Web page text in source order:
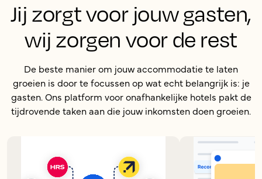
Jij zorgt voor jouw gasten,
wij zorgen voor de rest
De beste manier om jouw accommodatie te laten
groeien is door te focussen op wat echt belangrijk is: je
gasten. Ons platform voor onafhankelijke hotels pakt de
tijdrovende taken aan die jouw inkomsten doen groeien.